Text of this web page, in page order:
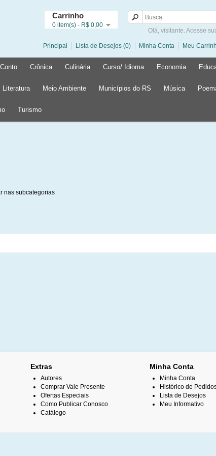
Carrinho
0 item(s) - R$ 0,00
Olá, visitante. Acesse
Principal Lista de Desejos (0) Minha Conta Meu
Conto Crônica Culinária Curso/ Idioma Economia
Literatura Meio Ambiente Municípios do RS Música
Turismo
nas subcategorias
Extras
Autores
Comprar Vale Presente
Ofertas Especiais
Como Publicar Conosco
Catálogo
Minha Conta
Minha Conta
Histórico de
Lista de Desejos
Meu Informativo